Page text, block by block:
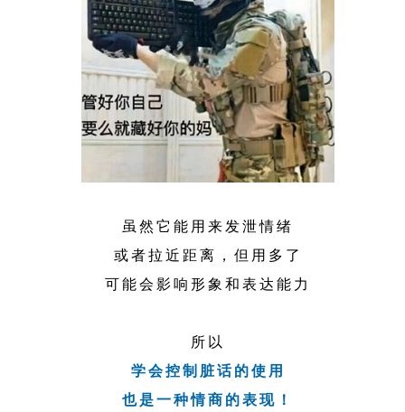
虽然它能用来发泄情绪
或者拉近距离，但用多了
可能会影响形象和表达能力
所以
学会控制脏话的使用
也是一种情商的表现！